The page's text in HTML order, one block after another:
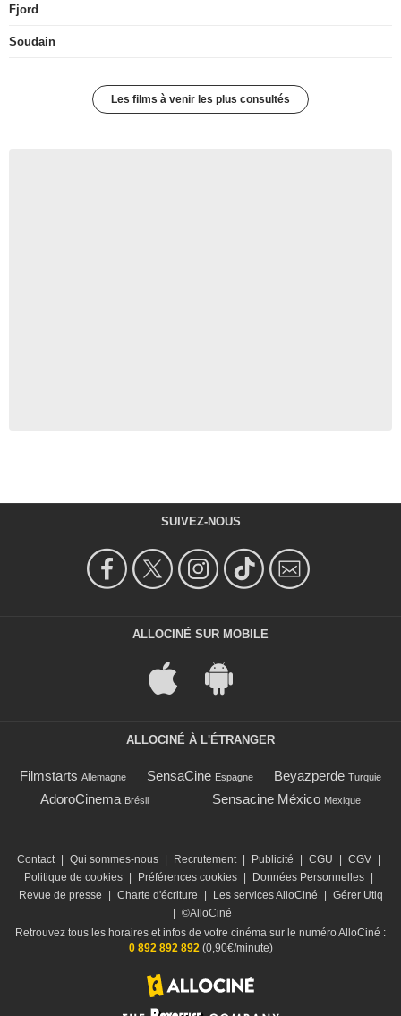
Fjord
Soudain
Les films à venir les plus consultés
SUIVEZ-NOUS
ALLOCINÉ SUR MOBILE
ALLOCINÉ À L'ÉTRANGER
Filmstarts Allemagne SensaCine Espagne Beyazperde Turquie
AdoroCinema Brésil Sensacine México Mexique
Contact | Qui sommes-nous | Recrutement | Publicité | CGU | CGV |
Politique de cookies | Préférences cookies | Données Personnelles |
Revue de presse
| Charte d'écriture | Les services AlloCiné | Gérer Utiq
| ©AlloCiné
Retrouvez tous les horaires et infos de votre cinéma sur le numéro AlloCiné :
0 892 892 892 (0,90€/minute)